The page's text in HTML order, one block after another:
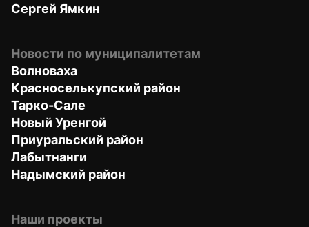
Сергей Ямкин
Новости по муниципалитетам
Волноваха
Красноселькупский район
Тарко-Сале
Новый Уренгой
Приуральский район
Лабытнанги
Надымский район
Наши проекты